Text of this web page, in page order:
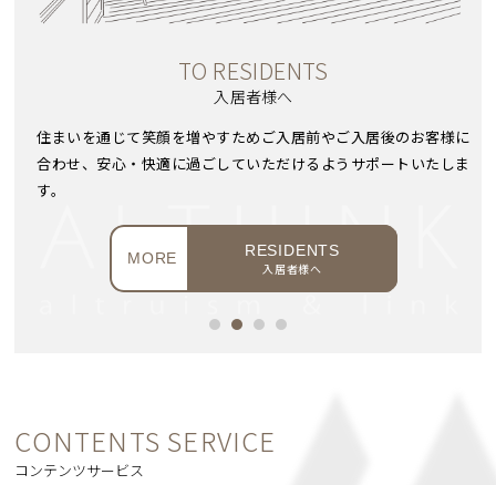
やご入居後のお客様に
ようサポートいたしま
弊社管理物件のご紹介をお願いいたしま
クイックレスポンスでご対応いたします。
CONTENTS SERVICE
コンテンツサービス